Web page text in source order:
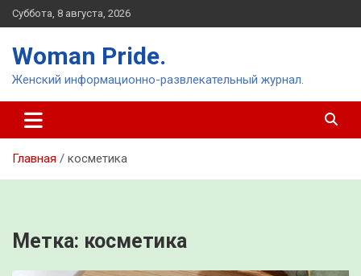
Перейти
к
Суббота, 8 августа, 2026
Woman Pride.
Женский информационно-развлекательный журнал.
Главная косметика
Метка: косметика